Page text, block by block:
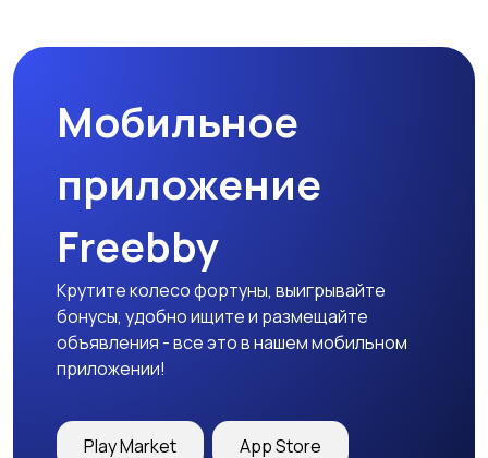
Мобильное
приложение
Freebby
Крутите колесо фортуны, выигрывайте
бонусы, удобно ищите и размещайте
объявления - все это в нашем мобильном
приложении!
Play Market App Store